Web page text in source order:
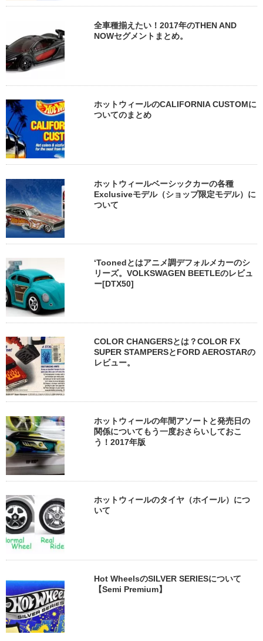
全車種揃えたい！2017年のTHEN AND
NOWセグメントまとめ。
ホットウィールのCALIFORNIA CUSTOMに
ついてのまとめ
ホットウィールベーシックカーの各種
Exclusiveモデル（ショップ限定モデル）に
ついて
‘Toonedとはアニメ調デフォルメカーのシ
リーズ。VOLKSWAGEN BEETLEのレビュ
ー[DTX50]
COLOR CHANGERSとは？COLOR FX
SUPER STAMPERSとFORD AEROSTARの
レビュー。
ホットウィールの年間アソートと発売日の
関係についてもう一度おさらいしておこ
う！2017年版
ホットウィールのタイヤ（ホイール）につ
いて
Hot WheelsのSILVER SERIESについて
【Semi Premium】